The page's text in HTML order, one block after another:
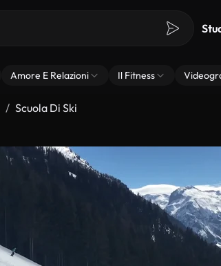
Amore E Relazioni Il Fitness
Scuola Di Ski